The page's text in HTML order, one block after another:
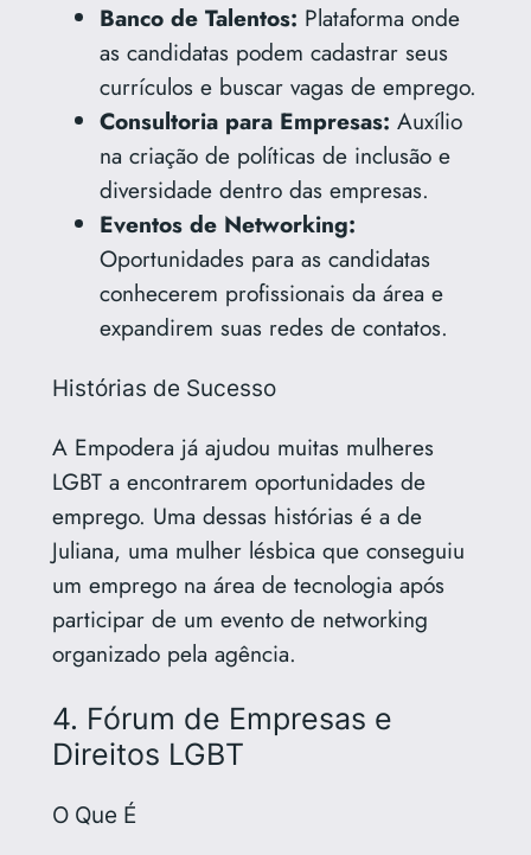
Banco de Talentos: Plataforma onde
as candidatas podem cadastrar seus
currículos e buscar vagas de emprego.
Consultoria para Empresas: Auxílio
na criação de políticas de inclusão e
diversidade dentro das empresas.
Eventos de Networking:
Oportunidades para as candidatas
conhecerem profissionais da área e
expandirem suas redes de contatos.
Histórias de Sucesso
A Empodera já ajudou muitas mulheres
LGBT a encontrarem oportunidades de
emprego. Uma dessas histórias é a de
Juliana, uma mulher lésbica que conseguiu
um emprego na área de tecnologia após
participar de um evento de networking
organizado pela agência.
4. Fórum de Empresas e
Direitos LGBT
O Que É